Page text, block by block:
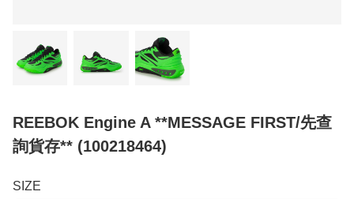
REEBOK Engine A **MESSAGE FIRST/先查
詢貨存** (100218464)
SIZE